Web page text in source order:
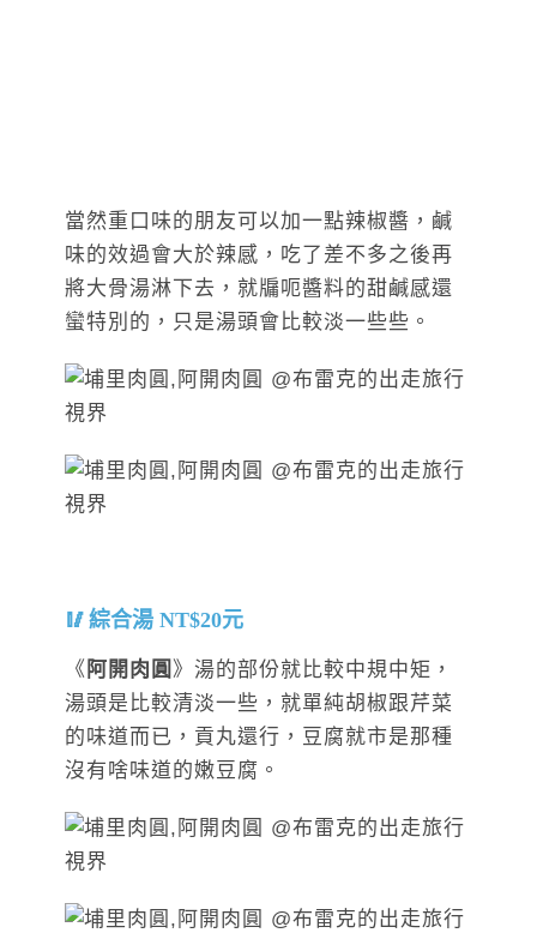
當然重口味的朋友可以加一點辣椒醬，鹹
味的效過會大於辣感，吃了差不多之後再
將大骨湯淋下去，就牖呃醬料的甜鹹感還
蠻特別的，只是湯頭會比較淡一些些。
綜合湯 NT$20元
《 阿開肉圓 》湯的部份就比較中規中矩，
湯頭是比較清淡一些，就單純胡椒跟芹菜
的味道而已，貢丸還行，豆腐就市是那種
沒有啥味道的嫩豆腐。